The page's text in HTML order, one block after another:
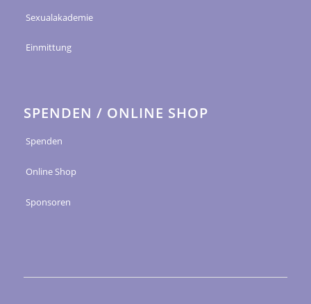
Sexualakademie
Einmittung
SPENDEN / ONLINE SHOP
Spenden
Online Shop
Sponsoren